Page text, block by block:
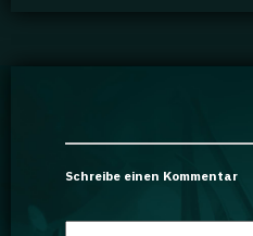
Schreibe einen Kommentar